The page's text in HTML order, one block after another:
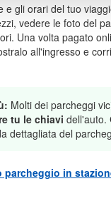
e gli orari del tuo
vedere le foto del
Una volta pagato
all'ingresso e
Molti dei parcheggi
tu le chiavi dell'auto.
dettagliata del
parcheggio in